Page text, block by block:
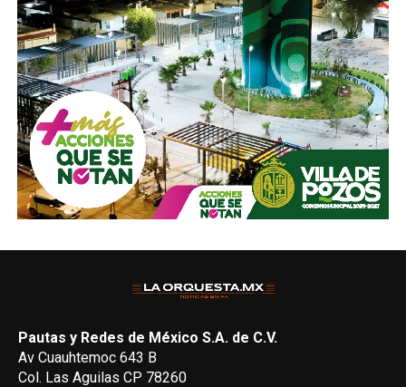
Pautas y Redes de México S.A. de C.V.
Av Cuauhtemoc 643 B
Col. Las Aguilas CP 78260